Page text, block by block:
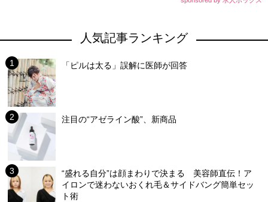
人気記事ランキング
「ピルは太る」誤解に医師が回答
注目の“アゼライン酸”、新商品
“盛れる自分”は顔まわりで決まる 美容師直伝！ア
イロンで迷わないおくれ毛＆サイドバング簡単セッ
ト術